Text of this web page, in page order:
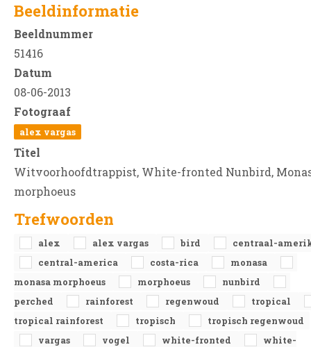
Beeldinformatie
Beeldnummer
51416
Datum
08-06-2013
Fotograaf
alex vargas
Titel
Witvoorhoofdtrappist, White-fronted Nunbird,
morphoeus
Trefwoorden
alex alex vargas bird
centraal-
central-america
costa-rica
monasa
monasa morphoeus
morphoeus
nunbird
perched
rainforest regenwoud
tropical
tropical rainforest
tropisch
tropisch regenwoud
vargas
vogel white-fronted
white-